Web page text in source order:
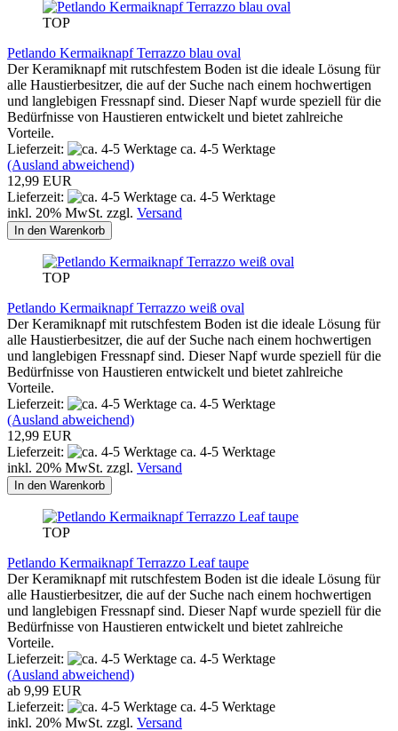
TOP
Petlando Kermaiknapf Terrazzo blau oval
Der Keramiknapf mit rutschfestem Boden ist die ideale Lösung für
alle Haustierbesitzer, die auf der Suche nach einem hochwertigen
und langlebigen Fressnapf sind. Dieser Napf wurde speziell für die
Bedürfnisse von Haustieren entwickelt und bietet zahlreiche
Vorteile.
Lieferzeit:
ca. 4-5 Werktage
(Ausland abweichend)
12,99 EUR
Lieferzeit:
ca. 4-5 Werktage
inkl. 20% MwSt. zzgl. Versand
In den Warenkorb
TOP
Petlando Kermaiknapf Terrazzo weiß oval
Der Keramiknapf mit rutschfestem Boden ist die ideale Lösung für
alle Haustierbesitzer, die auf der Suche nach einem hochwertigen
und langlebigen Fressnapf sind. Dieser Napf wurde speziell für die
Bedürfnisse von Haustieren entwickelt und bietet zahlreiche
Vorteile.
Lieferzeit:
ca. 4-5 Werktage
(Ausland abweichend)
12,99 EUR
Lieferzeit:
ca. 4-5 Werktage
inkl. 20% MwSt. zzgl. Versand
In den Warenkorb
TOP
Petlando Kermaiknapf Terrazzo Leaf taupe
Der Keramiknapf mit rutschfestem Boden ist die ideale Lösung für
alle Haustierbesitzer, die auf der Suche nach einem hochwertigen
und langlebigen Fressnapf sind. Dieser Napf wurde speziell für die
Bedürfnisse von Haustieren entwickelt und bietet zahlreiche
Vorteile.
Lieferzeit:
ca. 4-5 Werktage
(Ausland abweichend)
ab 9,99 EUR
Lieferzeit:
ca. 4-5 Werktage
inkl. 20% MwSt. zzgl. Versand